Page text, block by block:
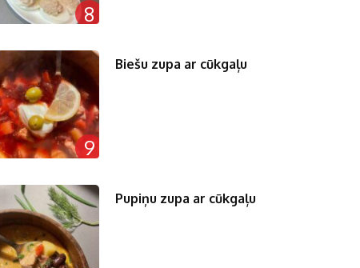
8
9
Biešu zupa ar cūkgaļu
Pupiņu zupa ar cūkgaļu